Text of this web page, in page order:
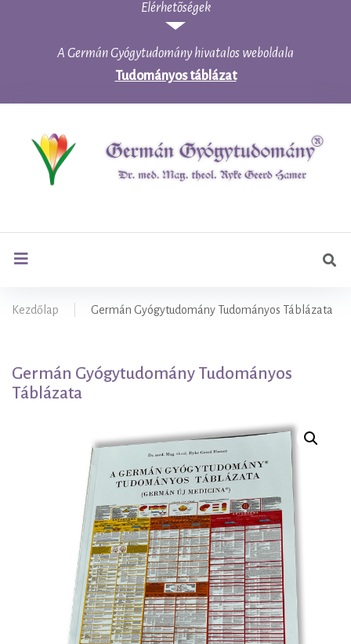
A Germán Gyógytudomány hivatalos weboldala
Tudományos táblázat
Kezdőlap Germán Gyógytudomány Tudományos Táblázata
Germán Gyógytudomány Tudományos
Táblázata
Elérhetõségek